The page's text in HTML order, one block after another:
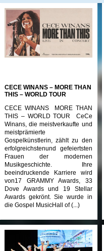
CECE WINANS – MORE THAN
THIS – WORLD TOUR
CECE WINANS MORE THAN
THIS – WORLD TOUR CeCe
Winans, die meistverkaufte und
meistprämierte
Gospelkünstlerin, zählt zu den
erfolgreichstenund gefeiertsten
Frauen der modernen
Musikgeschichte. Ihre
beeindruckende Karriere wird
von17 GRAMMY Awards, 33
Dove Awards und 19 Stellar
Awards gekrönt. Sie wurde in
die Gospel MusicHall of (...)